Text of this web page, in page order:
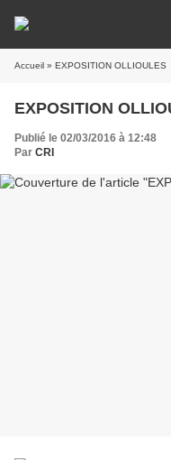
Accueil » EXPOSITION OLLIOULES
EXPOSITION
Publié le 02/03/2016 à 12:48
Par CRI